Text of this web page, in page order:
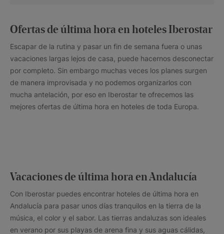
Ofertas de última hora en hoteles Iberostar
Escapar de la rutina y pasar un fin de semana fuera o unas
vacaciones largas lejos de casa, puede hacernos desconectar
por completo. Sin embargo muchas veces los planes surgen
de manera improvisada y no podemos organizarlos con
mucha antelación, por eso en Iberostar te ofrecemos las
mejores ofertas de última hora en hoteles de toda Europa.
Vacaciones de última hora en Andalucía
Con Iberostar puedes encontrar hoteles de última hora en
Andalucía para pasar unos días tranquilos en la tierra de la
música, el color y el sabor. Las tierras andaluzas son ideales
en verano por sus playas de arena fina y sus aguas cálidas,